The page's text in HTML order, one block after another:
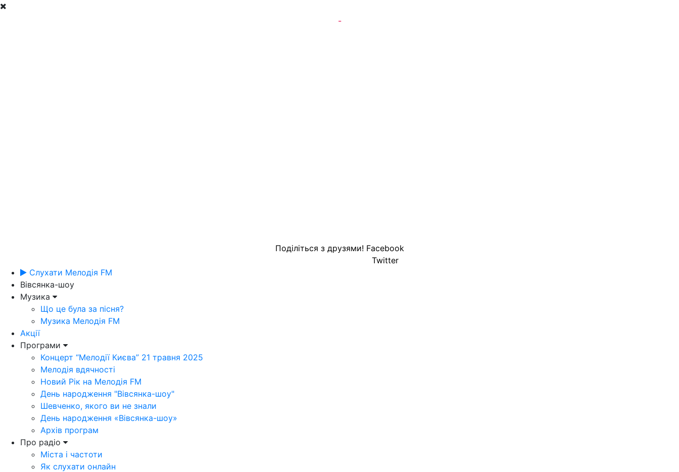
-
Поділіться з друзями! Facebook
Twitter
Слухати Мелодія FM
Вівсянка-шоу
Музика
Що це була за пісня?
Музика Мелодія FM
Акції
Програми
Концерт “Мелодії Києва” 21 травня 2025
Мелодія вдячності
Новий Рік на Мелодія FM
День народження "Вівсянка-шоу"
Шевченко, якого ви не знали
День народження «Вівсянка-шоу»
Архів програм
Про радіо
Міста і частоти
Як слухати онлайн